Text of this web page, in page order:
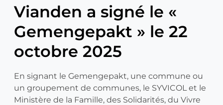
Vianden a signé le «
Gemengepakt » le 22
octobre 2025
En signant le Gemengepakt, une commune ou
un groupement de communes, le SYVICOL et le
Ministère de la Famille, des Solidarités, du Vivre